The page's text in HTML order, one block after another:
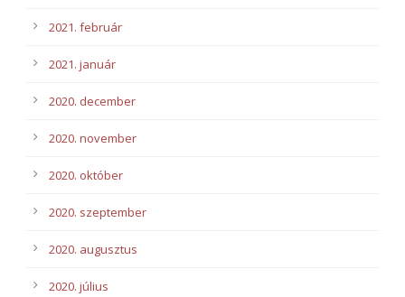
2021. február
2021. január
2020. december
2020. november
2020. október
2020. szeptember
2020. augusztus
2020. július